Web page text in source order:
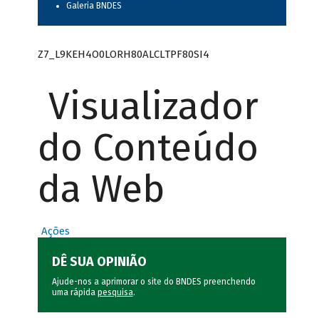
Galeria BNDES
Z7_L9KEH4O0LORH80ALCLTPF80SI4
Visualizador
do Conteúdo
da Web
Ações
DÊ SUA OPINIÃO
Ajude-nos a aprimorar o site do BNDES preenchendo
uma rápida pesquisa.